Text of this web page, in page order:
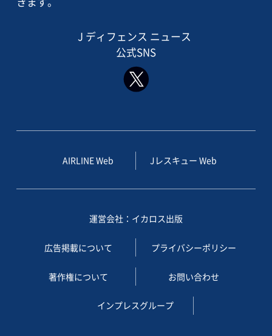
J ディフェンス ニュース
公式SNS
AIRLINE Web Jレスキュー Web
運営会社：イカロス出版
広告掲載について プライバシーポリシー
著作権について お問い合わせ
インプレスグループ